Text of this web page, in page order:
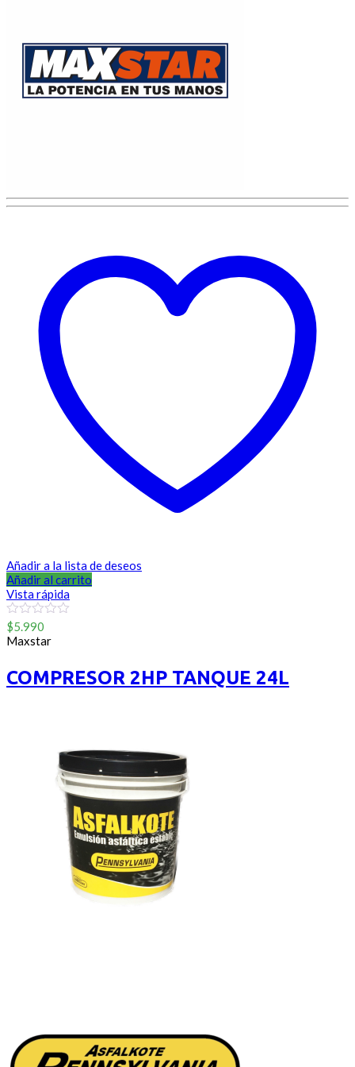
Añadir a la lista de deseos
Añadir al carrito
Vista rápida
0
out
of
$5.990
Maxstar
COMPRESOR 2HP TANQUE 24L